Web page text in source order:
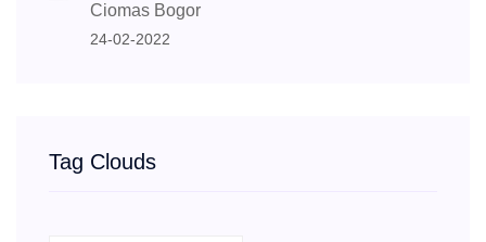
Ciomas Bogor
24-02-2022
Tag Clouds